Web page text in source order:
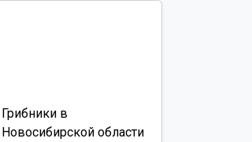
Грибники в
Новосибирской области